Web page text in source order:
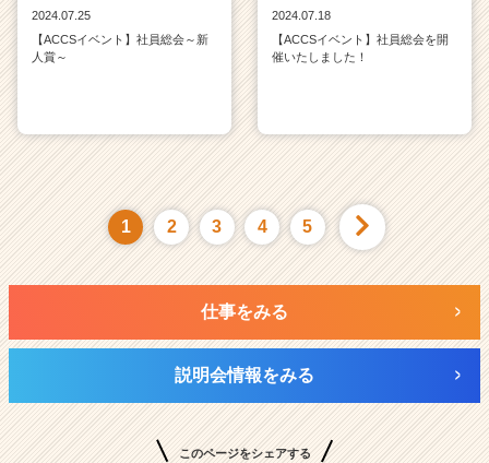
2024.07.25
【ACCSイベント】社員総会～新
人賞～
2024.07.18
【ACCSイベント】社員総会を開
催いたしました！
1 2 3 4 5
仕事をみる
説明会情報をみる
このページをシェアする